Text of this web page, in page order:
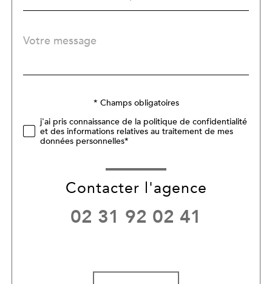
Fieldset
défaut
Message
*
Validation* Champs obligatoires
j'ai pris connaissance de la politique de confidentialité
et des informations relatives au traitement de mes
données personnelles*
Contacter l'agence
02 31 92 02 41